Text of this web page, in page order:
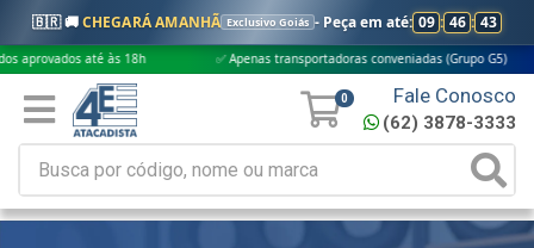
🇧🇷 🚚CHEGARÁ AMANHÃ Exclusivo Goiás - Peça em até: 09 : 46 : 42
às 18h ✅ Apenas transportadoras conveniadas (Grupo G5) 🎁
0 Fale Conosco
(62) 3878-3333